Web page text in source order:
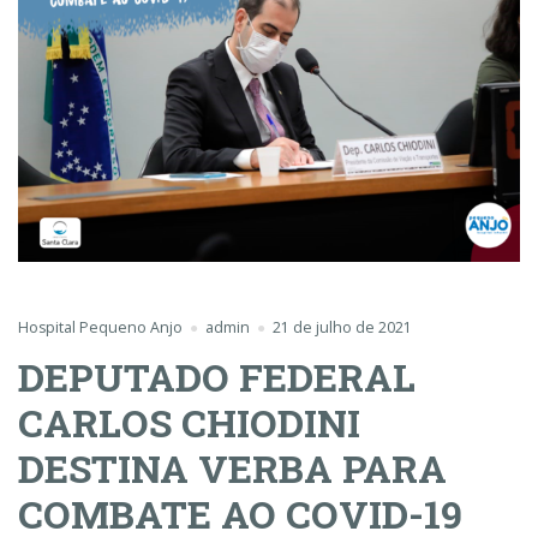
Hospital Pequeno Anjo admin 21 de julho de 2021
DEPUTADO FEDERAL
CARLOS CHIODINI
DESTINA VERBA PARA
COMBATE AO COVID-19